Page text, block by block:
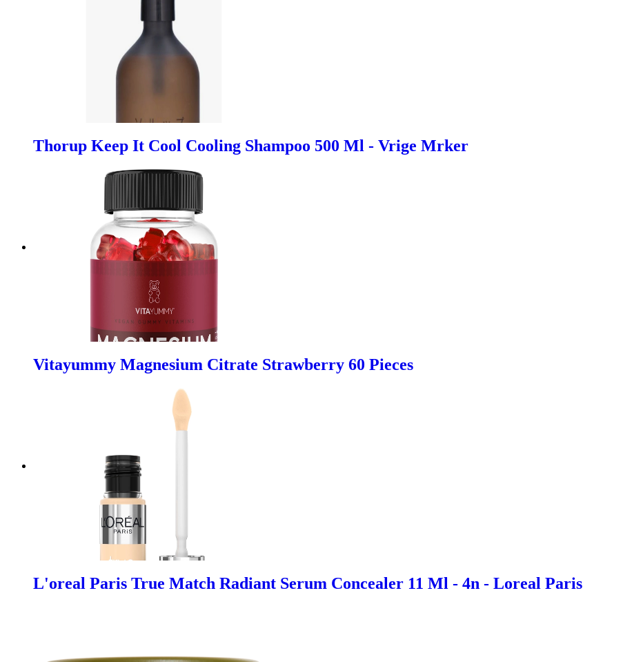
Thorup Keep It Cool Cooling Shampoo 500 Ml - Vrige Mrker
Vitayummy Magnesium Citrate Strawberry 60 Pieces
L'oreal Paris True Match Radiant Serum Concealer 11 Ml - 4n - Loreal Paris